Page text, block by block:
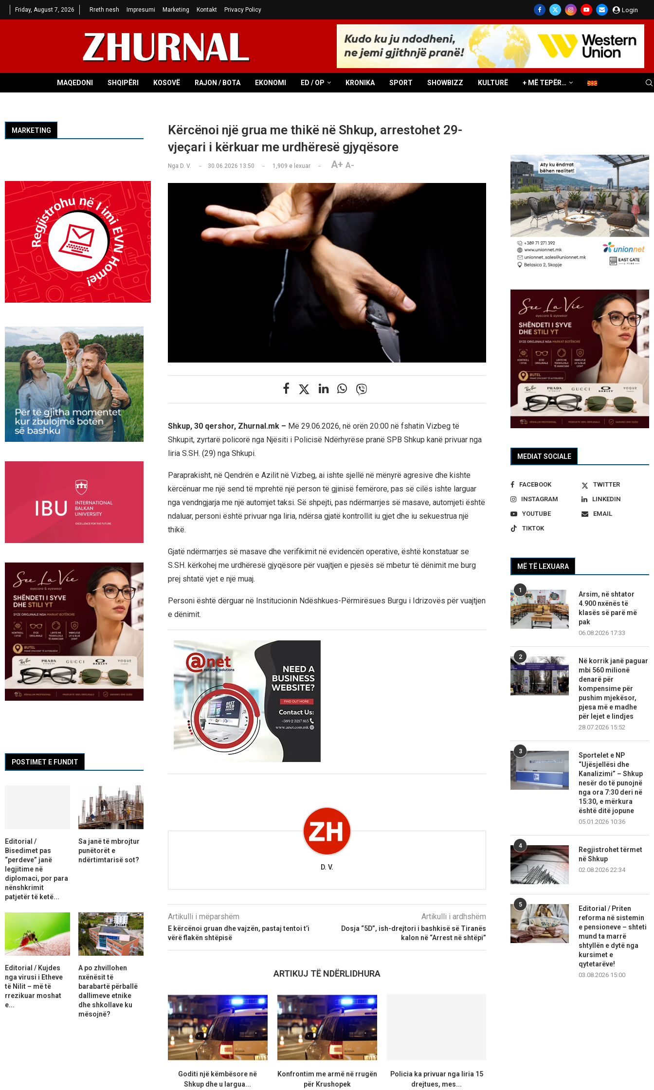
Friday, August 7, 2026 Rreth nesh Impresumi Marketing Kontakt Privacy Policy Login
MAQEDONI SHQIPËRI KOSOVË RAJON / BOTA EKONOMI ED / OP KRONIKA SPORT SHOWBIZZ KULTURË + MË TEPËR…
Kërcënoi një grua me thikë në Shkup, arrestohet 29-
vjeçari i kërkuar me urdhëresë gjyqësore
Nga D. V. 30.06.2026 13:50 1,909 e lexuar A+ A-
Shkup, 30 qershor, Zhurnal.mk – Më 29.06.2026, në orën 20:00 në fshatin Vizbeg të
Shkupit, zyrtarë policorë nga Njësiti i Policisë Ndërhyrëse pranë SPB Shkup kanë privuar nga
liria S.SH. (29) nga Shkupi.
​Paraprakisht, në Qendrën e Azilit në Vizbeg, ai ishte sjellë në mënyrë agresive dhe kishte
kërcënuar me një send të mprehtë një person të gjinisë femërore, pas së cilës ishte larguar
nga vendngjarja me një automjet taksi. Së shpejti, pas ndërmarrjes së masave, automjeti është
ndaluar, personi është privuar nga liria, ndërsa gjatë kontrollit iu gjet dhe iu sekuestrua një
thikë.
​Gjatë ndërmarrjes së masave dhe verifikimit në evidencën operative, është konstatuar se
S.SH. kërkohej me urdhëresë gjyqësore për vuajtjen e pjesës së mbetur të dënimit me burg
prej shtatë vjet e një muaj.
​Personi është dërguar në Institucionin Ndëshkues-Përmirësues Burgu i Idrizovës për vuajtjen
e dënimit.
D. V.
Artikulli i mëparshëm
E kërcënoi gruan dhe vajzën, pastaj tentoi t’i
vërë flakën shtëpisë
Artikulli i ardhshëm
Dosja “5D”, ish-drejtori i bashkisë së Tiranës
kalon në “Arrest në shtëpi”
ARTIKUJ TË NDËRLIDHURA
Goditi një këmbësore në
Shkup dhe u largua...
Konfrontim me armë në rrugën
për Krushopek
Policia ka privuar nga liria 15
drejtues, mes...
MEDIAT SOCIALE
FACEBOOK
TWITTER
INSTAGRAM
LINKEDIN
YOUTUBE
EMAIL
TIKTOK
MË TË LEXUARA
1
Arsim, në shtator
4.900 nxënës të
klasës së parë më
pak
06.08.2026 17:33
2
Në korrik janë paguar
mbi 560 milionë
denarë për
kompensime për
pushim mjekësor,
pjesa më e madhe
për lejet e lindjes
28.07.2026 15:52
3
Sportelet e NP
“Ujësjellësi dhe
Kanalizimi” – Shkup
nesër do të punojnë
nga ora 7:30 deri në
15:30, e mërkura
është ditë jopune
05.01.2026 10:36
4
Regjistrohet tërmet
në Shkup
02.08.2026 22:34
5
Editorial / Priten
reforma në sistemin
e pensioneve – shteti
mund ta marrë
shtyllën e dytë nga
kursimet e
qytetarëve!
03.08.2026 15:00
MARKETING
POSTIMET E FUNDIT
Editorial /
Bisedimet pas
“perdeve” janë
legjitime në
diplomaci, por para
nënshkrimit
patjetër të ketë...
Sa janë të mbrojtur
punëtorët e
ndërtimtarisë sot?
Editorial / Kujdes
nga virusi i Etheve
të Nilit – më të
rrezikuar moshat
e...
A po zhvillohen
nxënësit të
barabartë përballë
dallimeve etnike
dhe shkollave ku
mësojnë?